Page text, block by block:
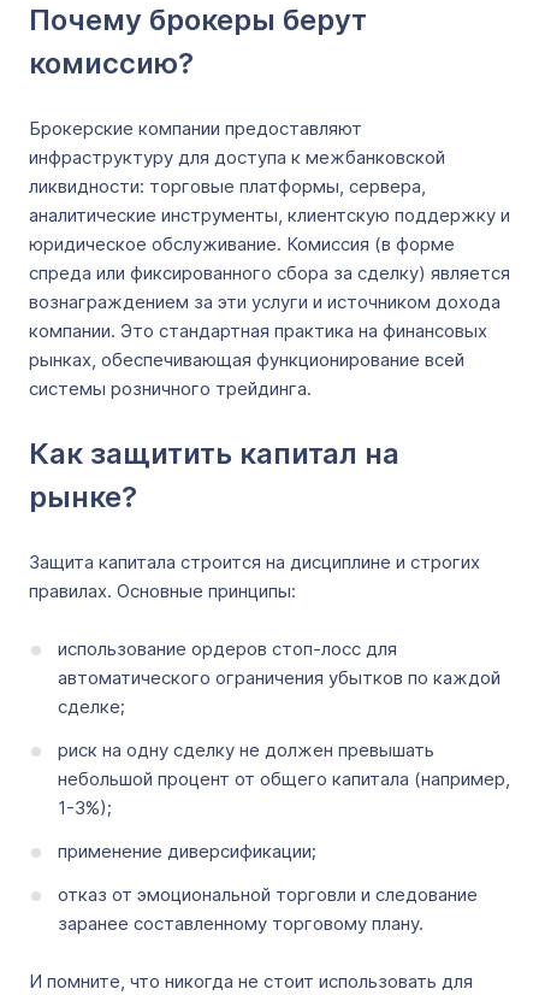
Почему брокеры берут
комиссию?
Брокерские компании предоставляют
инфраструктуру для доступа к межбанковской
ликвидности: торговые платформы, сервера,
аналитические инструменты, клиентскую поддержку и
юридическое обслуживание. Комиссия (в форме
спреда или фиксированного сбора за сделку) является
вознаграждением за эти услуги и источником дохода
компании. Это стандартная практика на финансовых
рынках, обеспечивающая функционирование всей
системы розничного трейдинга.
Как защитить капитал на
рынке?
Защита капитала строится на дисциплине и строгих
правилах. Основные принципы:
использование ордеров стоп-лосс для
автоматического ограничения убытков по каждой
сделке;
риск на одну сделку не должен превышать
небольшой процент от общего капитала (например,
1-3%);
применение диверсификации;
отказ от эмоциональной торговли и следование
заранее составленному торговому плану.
И помните, что никогда не стоит использовать для